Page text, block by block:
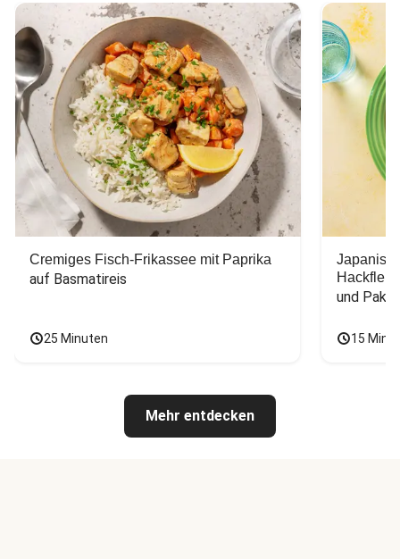
Cremiges Fisch-Frikassee mit Paprika
auf Basmatireis
25 Minuten
und Pak
15
Mehr entdecken